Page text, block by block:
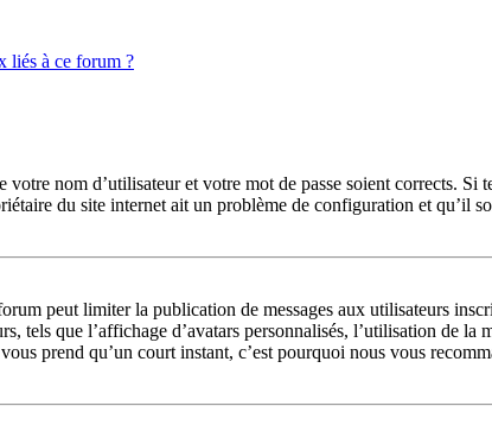
liés à ce forum ?
nom d’utilisateur et votre mot de passe soient corrects.
du site internet ait un problème de configuration et qu’il
peut limiter la publication de messages aux utilisateurs
tels que l’affichage d’avatars personnalisés, l’utilisation de la
prend qu’un court instant, c’est pourquoi nous vous